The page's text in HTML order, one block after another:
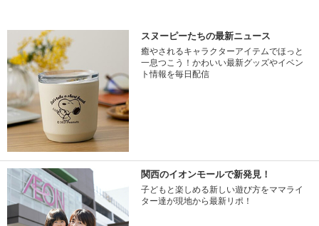
スヌーピーたちの最新ニュース
癒やされるキャラクターアイテムでほっと
一息つこう！かわいい最新グッズやイベン
ト情報を毎日配信
関西のイオンモールで新発見！
子どもと楽しめる新しい遊び方をママライ
ター達が現地から最新リポ！